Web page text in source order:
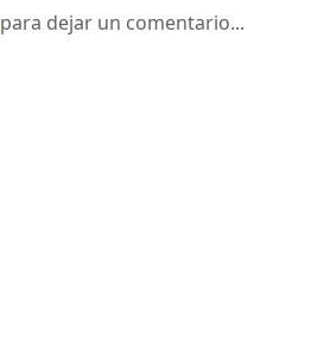
para dejar un comentario...